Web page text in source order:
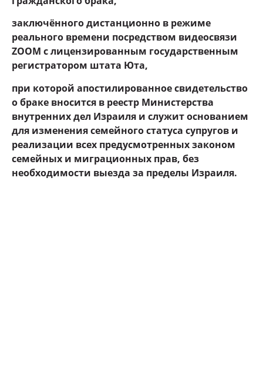
заключённого дистанционно в режиме
реального времени посредством видеосвязи
ZOOM с лицензированным государственным
регистратором штата Юта,
при которой апостилированное свидетельство
о браке вносится в реестр Министерства
внутренних дел Израиля и служит основанием
для изменения семейного статуса супругов и
реализации всех предусмотренных законом
семейных и миграционных прав, без
необходимости выезда за пределы Израиля.